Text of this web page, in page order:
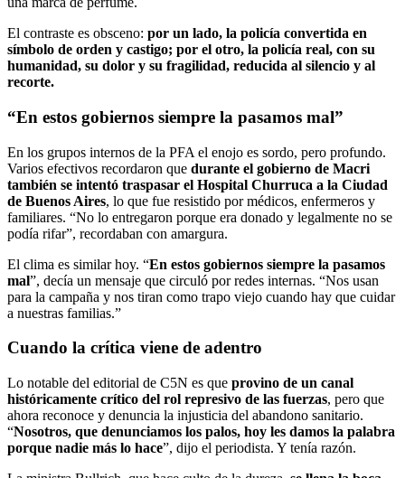
El contraste es obsceno: por un lado, la policía convertida en
símbolo de orden y castigo; por el otro, la policía real, con su
humanidad, su dolor y su fragilidad, reducida al silencio y al
recorte.
“En estos gobiernos siempre la pasamos mal”
En los grupos internos de la PFA el enojo es sordo, pero profundo.
Varios efectivos recordaron que durante el gobierno de Macri
también se intentó traspasar el Hospital Churruca a la Ciudad
de Buenos Aires, lo que fue resistido por médicos, enfermeros y
familiares. “No lo entregaron porque era donado y legalmente no se
podía rifar”, recordaban con amargura.
El clima es similar hoy. “En estos gobiernos siempre la pasamos
mal”, decía un mensaje que circuló por redes internas. “Nos usan
para la campaña y nos tiran como trapo viejo cuando hay que cuidar
a nuestras familias.”
Cuando la crítica viene de adentro
Lo notable del editorial de C5N es que provino de un canal
históricamente crítico del rol represivo de las fuerzas, pero que
ahora reconoce y denuncia la injusticia del abandono sanitario.
“Nosotros, que denunciamos los palos, hoy les damos la palabra
porque nadie más lo hace”, dijo el periodista. Y tenía razón.